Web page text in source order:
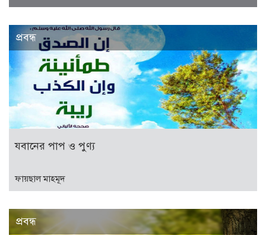
প্রবন্ধ
যবানের পাপ ও পুণ্য
ফায়ছাল মাহমূদ
প্রবন্ধ